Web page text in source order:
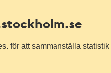
för att sammanställa